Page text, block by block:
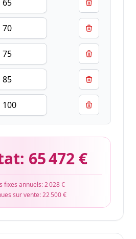
65 472 €
fixes annuels:2 028 €
sur vente:22 500 €